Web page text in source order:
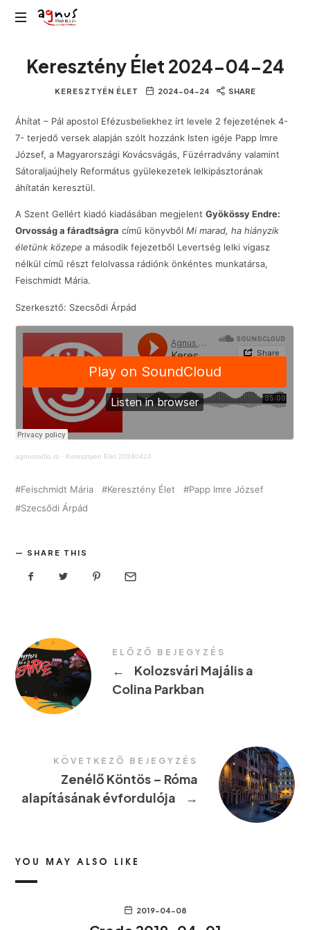
Agnus
közösségi
rádiója
Keresztény Élet 2024-04-24
KERESZTYÉN ÉLET 2024-04-24 SHARE
Áhítat – Pál apostol Efézusbeliekhez írt levele 2 fejezetének 4-
7- terjedő versek alapján szólt hozzánk Isten igéje Papp Imre
József, a Magyarországi Kovácsvágás, Füzérradvány valamint
Sátoraljaújhely Református gyülekezetek lelkipásztorának
áhítatán keresztül.
A Szent Gellért kiadó kiadásában megjelentGyökössy Endre:
Orvosság a fáradtságra című könyvbőlMi marad, ha hiányzik
életünk közepe a második fejezetből Levertség lelki vigasz
nélkül című részt felolvassa rádiónk önkéntes munkatársa,
Feischmidt Mária.
Szerkesztő: Szecsődi Árpád
agnusradio.ro · Keresztyen Elet 20240424
Feischmidt Mária Keresztény Élet
Papp Imre József
Szecsődi Árpád
SHARE THIS
ELŐZŐ BEJEGYZÉS
←
Kolozsvári Majális a
Colina Parkban
KÖVETKEZŐ BEJEGYZÉS
Zenélő Köntös – Róma
alapításának évfordulója
→
YOU MAY ALSO LIKE
2019-04-08